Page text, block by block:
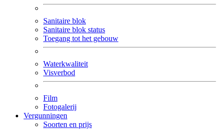
Sanitaire blok
Sanitaire blok status
Toegang tot het gebouw
Waterkwaliteit
Visverbod
Film
Fotogalerij
Vergunningen
Soorten en prijs